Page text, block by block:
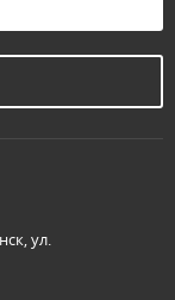
ул.